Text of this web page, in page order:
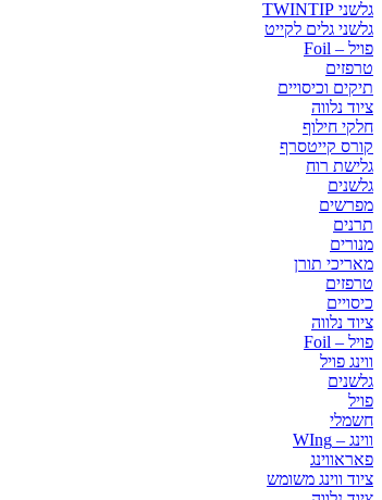
גלשני TWINTIP
גלשני גלים לקייט
פויל – Foil
טרפזים
תיקים וכיסויים
ציוד נלווה
חלקי חילוף
קורס קייטסרף
גלישת רוח
גלשנים
מפרשים
תרנים
מנורים
מאריכי תורן
טרפזים
כיסויים
ציוד נלווה
פויל – Foil
ווינג פויל
גלשנים
פויל
חשמלי
ווינג – WIng
פאראווינג
ציוד ווינג משומש